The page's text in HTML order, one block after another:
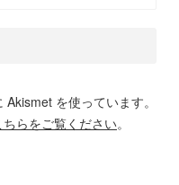
を使っています。
らをご覧ください。